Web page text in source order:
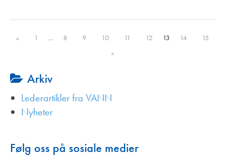
« 1 … 8 9 10 11 12 13 14
15
»
Arkiv
Lederartikler fra VANN
Nyheter
Følg oss på sosiale medier